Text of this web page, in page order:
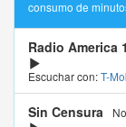
consumo de
Radio America
Escuchar con:T-
Sin Censura